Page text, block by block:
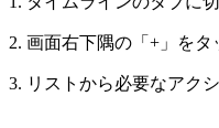
2. 画面右下隅の「+」をタ
3. リストから必要なアク